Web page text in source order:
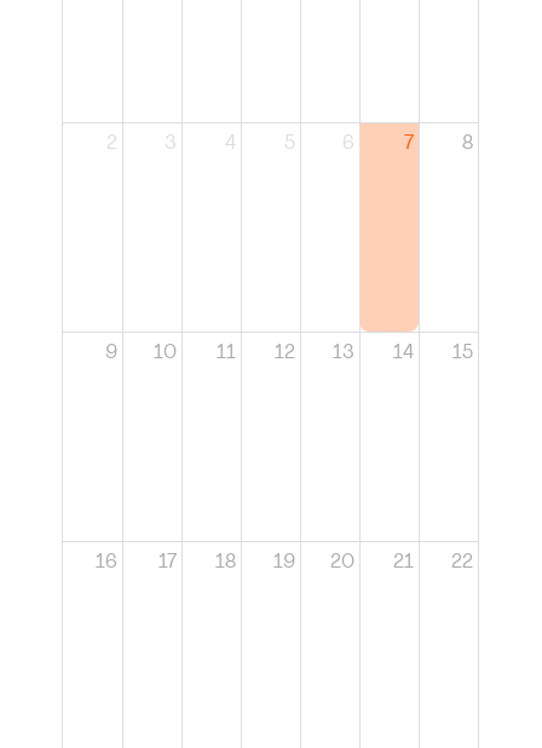
2 3 4 5 6 7 8
9 10 11 12 13 14 15
16 17 18 19 20 21 22